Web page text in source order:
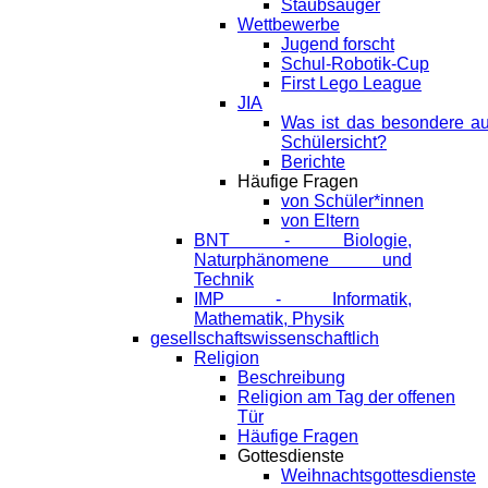
Staubsauger
Wettbewerbe
Jugend forscht
Schul-Robotik-Cup
First Lego League
JIA
Was ist das besondere
Schülersicht?
Berichte
Häufige Fragen
von Schüler*innen
von Eltern
BNT - Biologie,
Naturphänomene und
Technik
IMP - Informatik,
Mathematik, Physik
gesellschaftswissenschaftlich
Religion
Beschreibung
Religion am Tag der offenen
Tür
Häufige Fragen
Gottesdienste
Weihnachtsgottesdienste